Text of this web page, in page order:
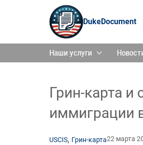
DukeDocument
Наши услуги
Грин-карта и
иммиграции
USCIS, Грин-карта22 марта